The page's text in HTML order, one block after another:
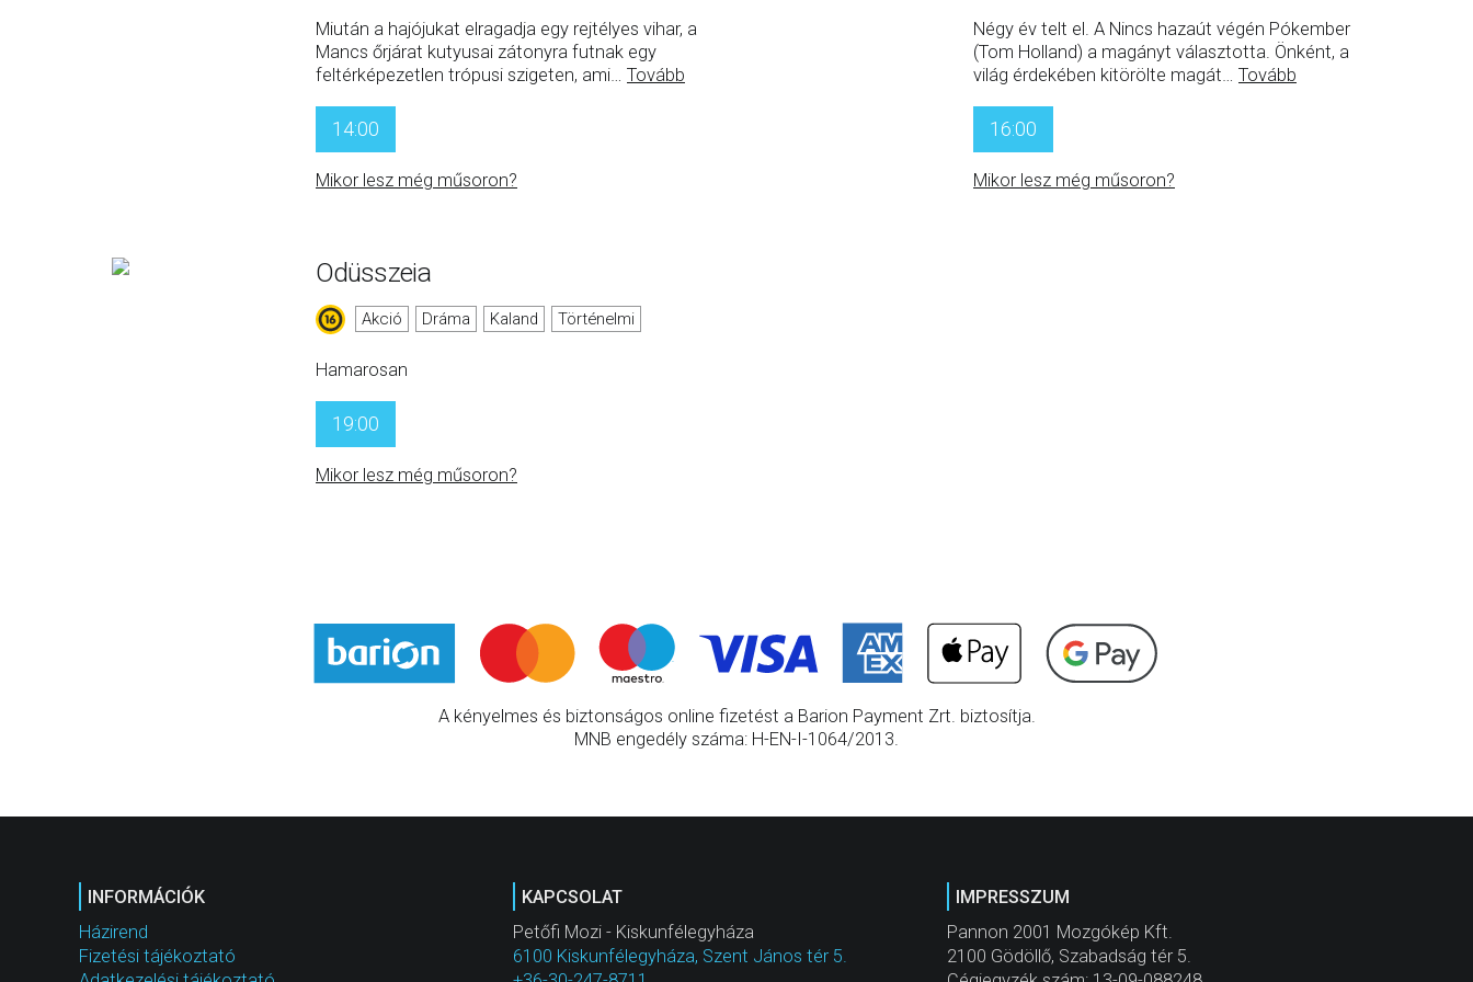
Miután a hajójukat elragadja egy rejtélyes vihar, a
Mancs őrjárat kutyusai zátonyra futnak egy
feltérképezetlen trópusi szigeten, ami… Tovább
14:00
Mikor lesz még műsoron?
Négy év telt el. A Nincs hazaút végén Pókember
(Tom Holland) a magányt választotta. Önként, a
világ érdekében kitörölte magát… Tovább
16:00
Mikor lesz még műsoron?
Odüsszeia
Akció Dráma Kaland Történelmi
Hamarosan
19:00
Mikor lesz még műsoron?
A kényelmes és biztonságos online fizetést a Barion Payment Zrt. biztosítja.
MNB engedély száma: H-EN-I-1064/2013.
INFORMÁCIÓK
Házirend
Fizetési tájékoztató
KAPCSOLAT
Petőfi Mozi - Kiskunfélegyháza
6100 Kiskunfélegyháza, Szent János tér 5.
IMPRESSZUM
Pannon 2001 Mozgókép Kft.
2100 Gödöllő, Szabadság tér 5.